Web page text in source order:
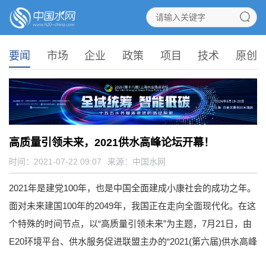
要闻 市场 企业 政策 项目 技术 原创
高质量引领未来，2021供水高峰论坛开幕！
时间：2021-07-22 09:07 来源： 中国水网
2021年是建党100年，也是中国全面建成小康社会的成功之年。
面对未来建国100年的2049年，我国正在走向全面现代化。在这
个特殊的时间节点，以“高质量引领未来”为主题，7月21日，由
E20环境平台、供水服务促进联盟主办的“2021(第六届)供水高峰